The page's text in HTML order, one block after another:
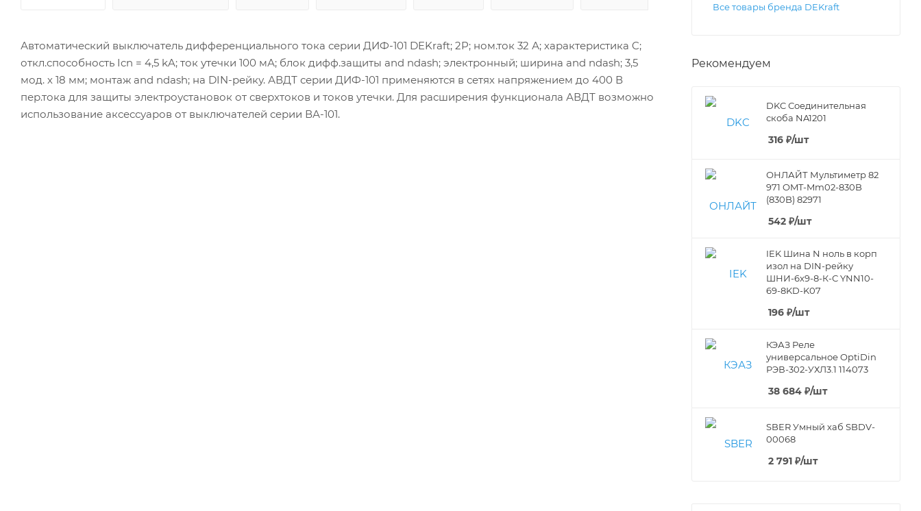
Автоматический выключатель дифференциального тока серии ДИФ-101 DEKraft; 2P; ном.ток 32 А; характеристика C;
откл.способность Icn = 4,5 kA; ток утечки 100 мА; блок дифф.защиты and ndash; электронный; ширина and ndash; 3,5
мод. х 18 мм; монтаж and ndash; на DIN-рейку. АВДТ серии ДИФ-101 применяются в сетях напряжением до 400 В
пер.тока для защиты электроустановок от сверхтоков и токов утечки. Для расширения функционала АВДТ возможно
использование аксессуаров от выключателей серии ВА-101.
Все товары бренда DEKraft
Рекомендуем
DKC Соединительная
скоба NA1201
316 ₽/шт
ОНЛАЙТ Мультиметр 82
971 OMT-Mm02-830B
(830B) 82971
542 ₽/шт
IEK Шина N ноль в корп
изол на DIN-рейку
ШНИ-6х9-8-К-С YNN10-
69-8KD-K07
196 ₽/шт
КЭАЗ Реле
универсальное OptiDin
РЭВ-302-УХЛ3.1 114073
38 684 ₽/шт
SBER Умный хаб SBDV-
00068
2 791 ₽/шт